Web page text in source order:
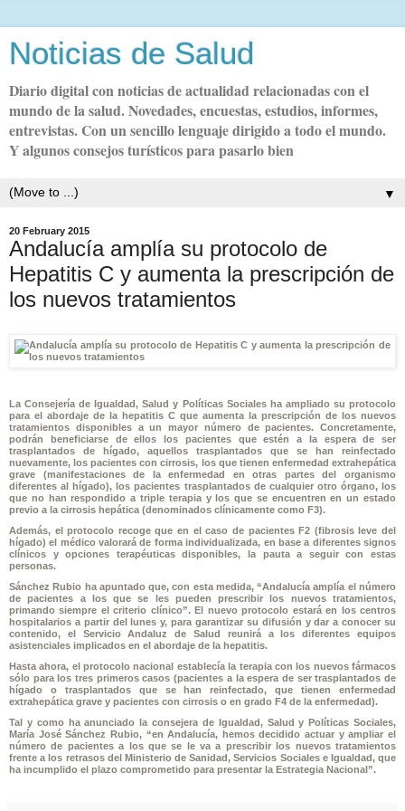
Noticias de Salud
Diario digital con noticias de actualidad relacionadas con el
mundo de la salud. Novedades, encuestas, estudios, informes,
entrevistas. Con un sencillo lenguaje dirigido a todo el mundo.
Y algunos consejos turísticos para pasarlo bien
▼
20 February 2015
Andalucía amplía su protocolo de
Hepatitis C y aumenta la prescripción de
los nuevos tratamientos
La Consejería de Igualdad, Salud y Políticas Sociales ha ampliado su protocolo
para el abordaje de la hepatitis C que aumenta la prescripción de los nuevos
tratamientos disponibles a un mayor número de pacientes. Concretamente,
podrán beneficiarse de ellos los pacientes que estén a la espera de ser
trasplantados de hígado, aquellos trasplantados que se han reinfectado
nuevamente, los pacientes con cirrosis, los que tienen enfermedad extrahepática
grave (manifestaciones de la enfermedad en otras partes del organismo
diferentes al hígado), los pacientes trasplantados de cualquier otro órgano, los
que no han respondido a triple terapia y los que se encuentren en un estado
previo a la cirrosis hepática (denominados clínicamente como F3).
Además, el protocolo recoge que en el caso de pacientes F2 (fibrosis leve del
hígado) el médico valorará de forma individualizada, en base a diferentes signos
clínicos y opciones terapéuticas disponibles, la pauta a seguir con estas
personas.
Sánchez Rubio ha apuntado que, con esta medida, “Andalucía amplía el número
de pacientes a los que se les pueden prescribir los nuevos tratamientos,
primando siempre el criterio clínico”. El nuevo protocolo estará en los centros
hospitalarios a partir del lunes y, para garantizar su difusión y dar a conocer su
contenido, el Servicio Andaluz de Salud reunirá a los diferentes equipos
asistenciales implicados en el abordaje de la hepatitis.
Hasta ahora, el protocolo nacional establecía la terapia con los nuevos fármacos
sólo para los tres primeros casos (pacientes a la espera de ser trasplantados de
hígado o trasplantados que se han reinfectado, que tienen enfermedad
extrahepática grave y pacientes con cirrosis o en grado F4 de la enfermedad).
Tal y como ha anunciado la consejera de Igualdad, Salud y Políticas Sociales,
María José Sánchez Rubio, “en Andalucía, hemos decidido actuar y ampliar el
número de pacientes a los que se le va a prescribir los nuevos tratamientos
frente a los retrasos del Ministerio de Sanidad, Servicios Sociales e Igualdad, que
ha incumplido el plazo comprometido para presentar la Estrategia Nacional”.